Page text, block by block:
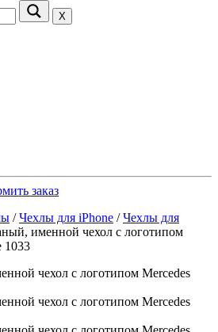
Х
заказ
/Чехлы для iPhone /Чехлы для
именной чехол с логотипом
1033